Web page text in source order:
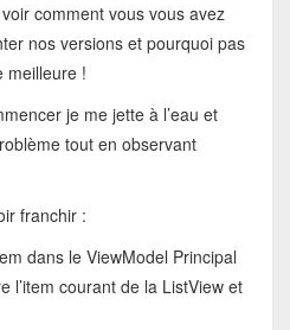
comment vous vous avez
nos versions et pourquoi pas
meilleure !
je me jette à l’eau et
tout en observant
franchir :
dans le ViewModel Principal
l’item courant de la ListView et